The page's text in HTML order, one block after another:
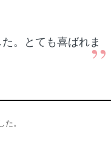
。とても喜ばれま”
。